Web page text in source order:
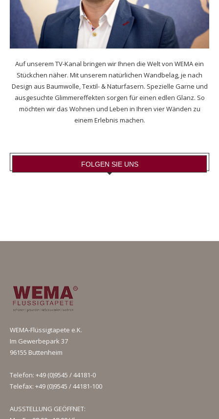
Auf unserem TV-Kanal bringen wir Ihnen die Welt von WEMA ein
Stückchen näher. Mit unserem natürlichen Wandbelag, je nach
Design aus Baumwolle, Textil- & Naturfasern. Spezielle Garne und
ausgesuchte Glimmereffekten sorgen für einen edlen Glanz. So
möchten wir das Wohnen und Leben in Ihren vier Wänden zu
einem Erlebnis machen.
FOLGEN SIE UNS
WEMA-Flüssigtapete e.K.
Im Gewerbepark 37
96155 Buttenheim
Telefon: +49 (0)9545 / 44181-0
Telefax: +49 (0)9545 / 44181-100
AUSSTELLUNG GEÖFFNET: